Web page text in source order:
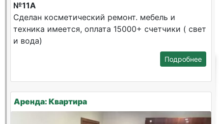
№11А
Сделан косметический ремонт. мебель и
техника имеется, оплата 15000+ счетчики ( свет
и вода)
Подробнее
Аренда: Квартира